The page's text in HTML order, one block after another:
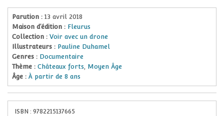
Parution : 13 avril 2018
Maison d’édition : Fleurus
Collection : Voir avec un drone
Illustrateurs : Pauline Duhamel
Genres : Documentaire
Thème :Châteaux forts, Moyen Âge
Âge :À partir de 8 ans
ISBN : 9782215137665